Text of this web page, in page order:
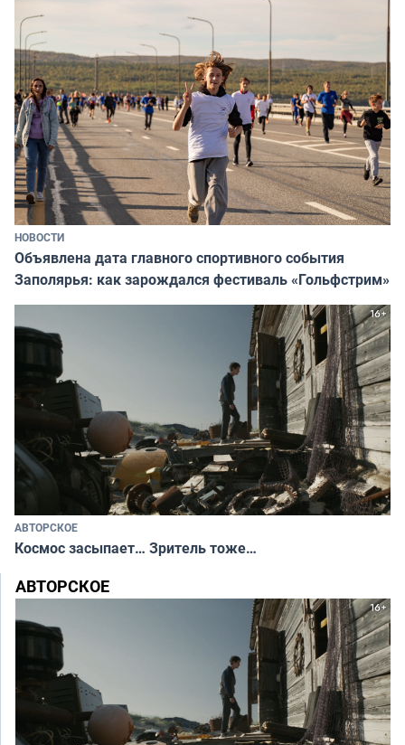
НОВОСТИ
Объявлена дата главного спортивного события
Заполярья: как зарождался фестиваль «Гольфстрим»
АВТОРСКОЕ
Космос засыпает… Зритель тоже…
АВТОРСКОЕ